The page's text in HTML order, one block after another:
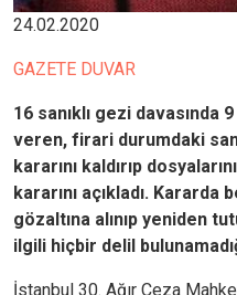
24.02.2020
GAZETE DUVAR
16 sanıklı gezi davasında
veren, firari durumdaki
kararını kaldırıp
kararını açıkladı.
gözaltına alınıp yeniden
ilgili hiçbir delil
İstanbul 30. Ağır Ceza